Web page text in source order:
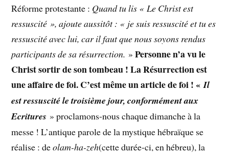
Réforme protestante : Quand tu lis « Le Christ est
ressuscité », ajoute aussitôt : « je suis ressuscité et tu es
ressuscité avec lui, car il faut que nous soyons rendus
participants de sa résurrection. »Personne n’a vu le
Christ sortir de son tombeau ! La Résurrection est
une affaire de foi. C’est même un article de foi ! «Il
est ressuscité le troisième jour, conformément aux
Ecritures » proclamons-nous chaque dimanche à la
messe ! L’antique parole de la mystique hébraïque se
réalise : deolam-ha-zeh(cette durée-ci, en hébreu), la